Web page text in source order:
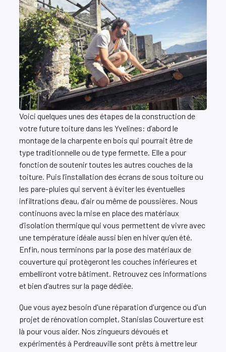
Voici quelques unes des étapes de la construction de
votre future toiture dans les Yvelines: d’abord le
montage de la charpente en bois qui pourrait être de
type traditionnelle ou de type fermette. Elle a pour
fonction de soutenir toutes les autres couches de la
toiture. Puis l’installation des écrans de sous toiture ou
les pare-pluies qui servent à éviter les éventuelles
infiltrations d’eau, d’air ou même de poussières. Nous
continuons avec la mise en place des matériaux
d’isolation thermique qui vous permettent de vivre avec
une température idéale aussi bien en hiver qu’en été.
Enfin, nous terminons par la pose des matériaux de
couverture qui protègeront les couches inférieures et
embelliront votre bâtiment. Retrouvez ces informations
et bien d’autres sur la page dédiée.
Que vous ayez besoin d'une réparation d'urgence ou d'un
projet de rénovation complet, Stanislas Couverture est
là pour vous aider. Nos zingueurs dévoués et
expérimentés à Perdreauville sont prêts à mettre leur